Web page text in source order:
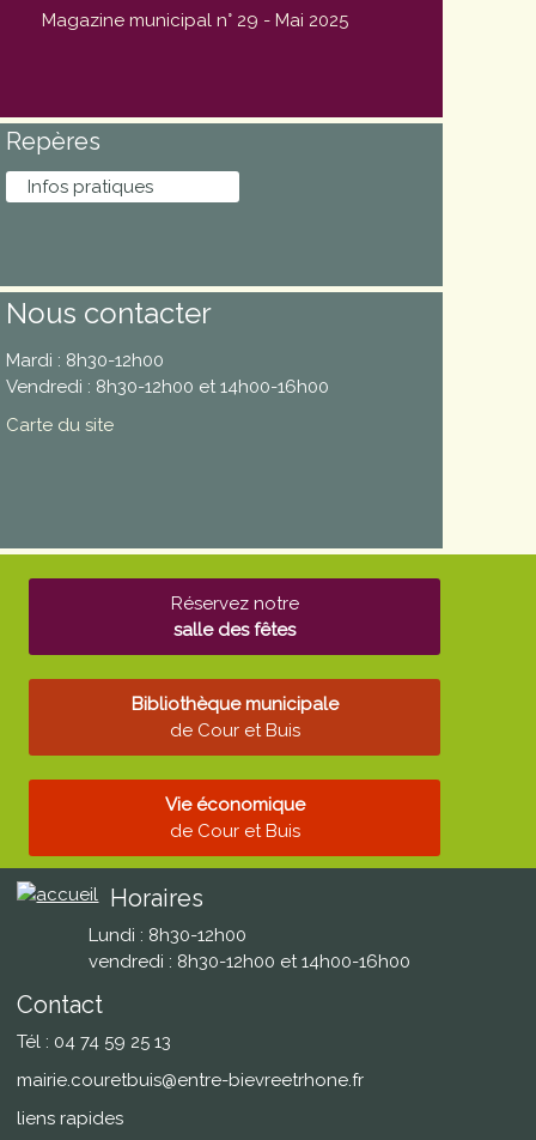
Magazine municipal n° 29 - Mai 2025
Repères
Infos pratiques
Nous contacter
Mardi : 8h30-12h00
Vendredi : 8h30-12h00 et 14h00-16h00
Carte du site
Réservez notre
salle des fêtes
Bibliothèque municipale
de Cour et Buis
Vie économique
de Cour et Buis
Horaires
Lundi : 8h30-12h00
vendredi : 8h30-12h00 et 14h00-16h00
Contact
Tél : 04 74 59 25 13
mairie.couretbuis@entre-bievreetrhone.fr
liens rapides